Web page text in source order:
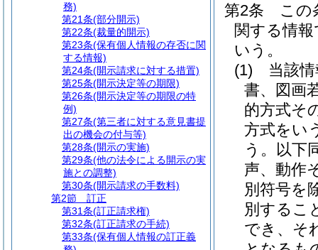
第2条
この
関する情
いう。
(1)
当該
書、図画
的方式そ
方式をい
う。以下
声、動作
別符号を
別するこ
でき、そ
務)
第21条(部分開示)
第22条(裁量的開示)
第23条(保有個人情報の存否に関
する情報)
第24条(開示請求に対する措置)
第25条(開示決定等の期限)
第26条(開示決定等の期限の特
例)
第27条(第三者に対する意見書提
出の機会の付与等)
第28条(開示の実施)
第29条(他の法令による開示の実
施との調整)
第30条(開示請求の手数料)
第2節
訂正
第31条(訂正請求権)
第32条(訂正請求の手続)
第33条(保有個人情報の訂正義